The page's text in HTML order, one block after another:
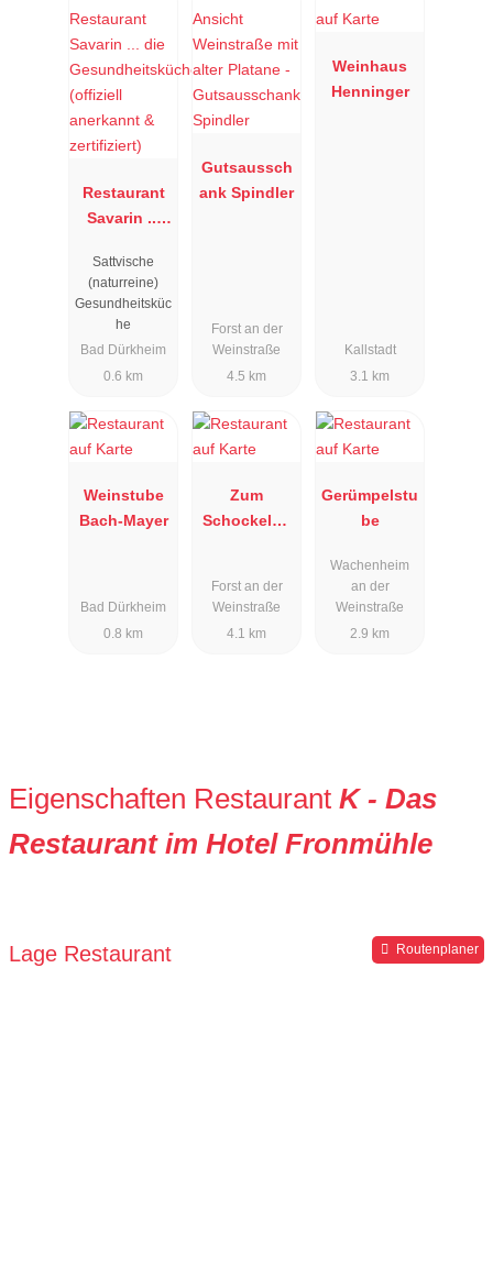
Restaurant
Savarin ...
Gesundheits
(offiziell
anerkannt &
zertifiziert)
Sattvische
(naturreine)
Gesundheitsküc
he
Bad Dürkheim
0.6 km
Gutsaussch
ank Spindler
Forst an der
Weinstraße
4.5 km
Weinhaus
Henninger
Kallstadt
3.1 km
Weinstube
Bach-Mayer
Bad Dürkheim
0.8 km
Zum
Schockelga
Forst an der
Weinstraße
4.1 km
Gerümpelstu
be
Wachenheim
an der
Weinstraße
2.9 km
Eigenschaften Restaurant K - Das
Restaurant im Hotel Fronmühle
Lage Restaurant Routenplaner